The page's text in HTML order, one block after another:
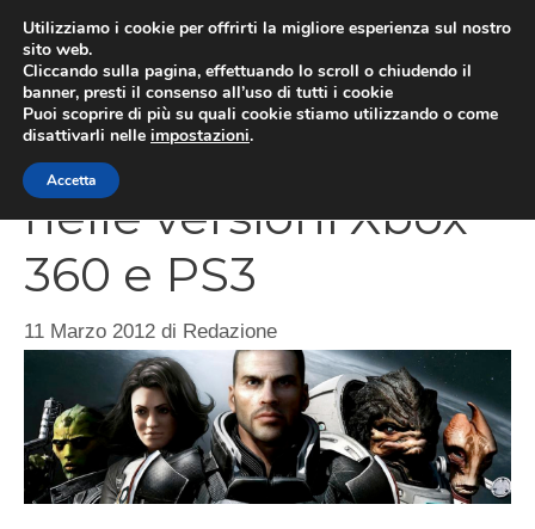
contenuto
Mass Effect 3, bug
nelle versioni Xbox
360 e PS3
11 Marzo 2012 di Redazione
Utilizziamo i cookie per offrirti la migliore esperienza sul nostro
sito web.
Cliccando sulla pagina, effettuando lo scroll o chiudendo il
banner, presti il consenso all’uso di tutti i cookie
Puoi scoprire di più su quali cookie stiamo utilizzando o come
disattivarli nelle impostazioni.
Accetta